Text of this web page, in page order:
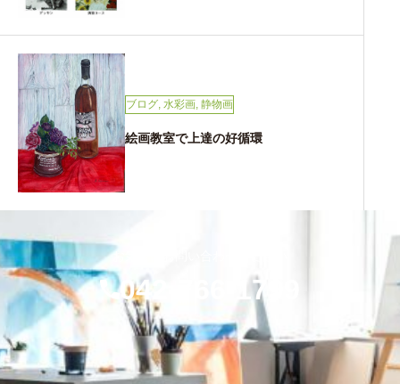
ブログ, 水彩画, 静物画
絵画教室で上達の好循環
お気軽にお問い合わせください
042-766-1799